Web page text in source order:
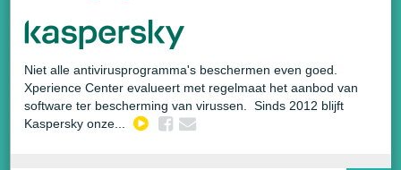
Niet alle antivirusprogramma's beschermen even goed.
Xperience Center evalueert met regelmaat het aanbod van
software ter bescherming van virussen. Sinds 2012 blijft
Kaspersky onze...